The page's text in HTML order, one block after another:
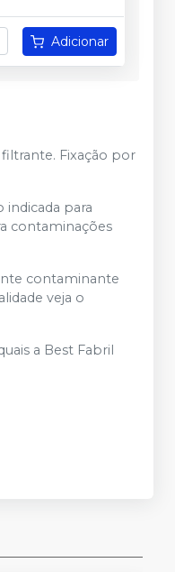
Adicionar
Fixação por
para
contaminações
contaminante
veja o
a Best Fabril